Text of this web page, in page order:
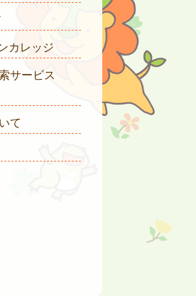
カレッジ
サービス
て